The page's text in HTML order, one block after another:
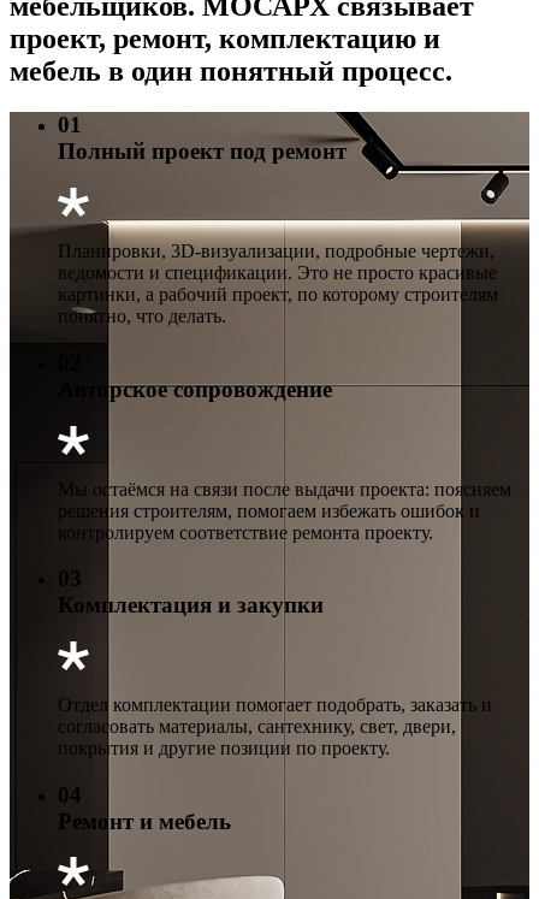
мебельщиков. МОСАРХ связывает
проект, ремонт, комплектацию и
мебель в один понятный процесс.
01
Полный проект под ремонт
Планировки, 3D-визуализации, подробные чертежи,
ведомости и спецификации. Это не просто красивые
картинки, а рабочий проект, по которому строителям
понятно, что делать.
Авторское сопровождение
Мы остаёмся на связи после выдачи проекта: поясняем
решения строителям, помогаем избежать ошибок и
контролируем соответствие ремонта проекту.
03
Комплектация и закупки
Отдел комплектации помогает подобрать, заказать и
согласовать материалы, сантехнику, свет, двери,
покрытия и другие позиции по проекту.
04
Ремонт и мебель